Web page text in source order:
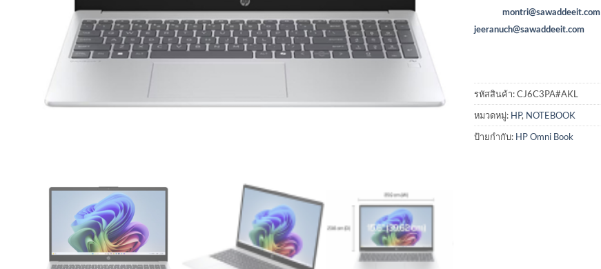
montri@sawaddeeit.com
jeeranuch@sawaddeeit.com
รหัสสินค้า:CJ6C3PA#AKL
หมวดหมู่: HP, NOTEBOOK
ป้ายกำกับ: HP Omni Book